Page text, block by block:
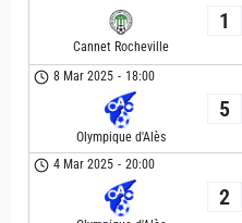
Cannet Rocheville
1
8 Mar 2025 - 18:00
Olympique d'Alès
5
4 Mar 2025 - 20:00
2